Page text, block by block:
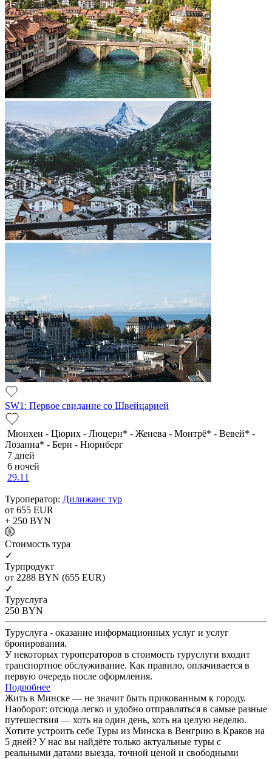
SW1: Первое свидание со Швейцарией
Мюнхен - Цюрих - Люцерн* - Женева - Монтрё* - Вевей* -
Лозанна* - Берн - Нюрнберг
7 дней
6 ночей
29.11
Туроператор: Дилижанс тур
от 655 EUR
+ 250 BYN
Cтоимость тура
✓
Турпродукт
от 2288 BYN (655 EUR)
✓
Туруслуга
250 BYN
Туруслуга - оказание информационных услуг и услуг
бронирования.
У некоторых туроператоров в стоимость туруслуги входит
транспортное обслуживание. Как правило, оплачивается в
первую очередь после оформления.
Подробнее
Жить в Минске — не значит быть прикованным к городу.
Наоборот: отсюда легко и удобно отправляться в самые разные
путешествия — хоть на один день, хоть на целую неделю.
Хотите устроить себе Туры из Минска в Венгрию в Краков на
5 дней? У нас вы найдёте только актуальные туры с
реальными датами выезда, точной ценой и свободными